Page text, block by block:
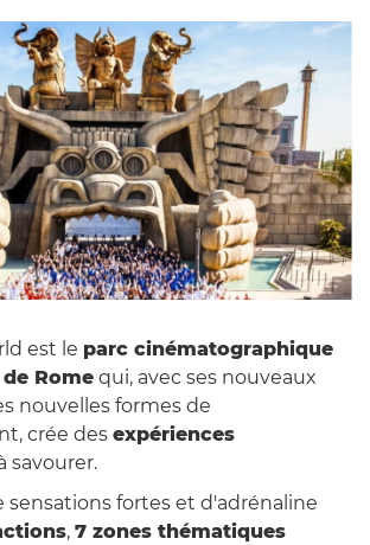
est le parc cinématographique
Romequi, avec ses nouveaux
nouvelles formes de
crée des expériences
savourer.
sensations fortes et d'adrénaline
, 7 zones thématiques